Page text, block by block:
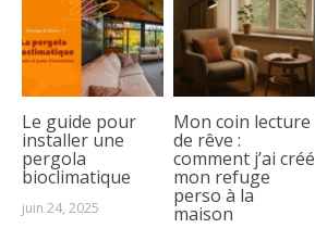
Le guide pour
installer une
pergola
bioclimatique
juin 24, 2025
Mon coin lecture
de rêve :
comment j’ai créé
mon refuge
perso à la
maison